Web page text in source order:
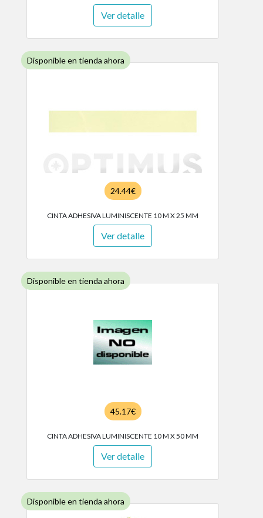
Ver detalle
Disponible en tienda ahora
24.44€
CINTA ADHESIVA LUMINISCENTE 10 M X 25 MM
Ver detalle
Disponible en tienda ahora
45.17€
CINTA ADHESIVA LUMINISCENTE 10 M X 50 MM
Ver detalle
Disponible en tienda ahora